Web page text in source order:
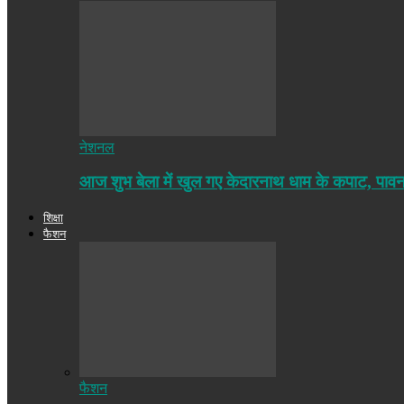
नेशनल
आज शुभ बेला में खुल गए केदारनाथ धाम के कपाट,
शिक्षा
फैशन
फैशन